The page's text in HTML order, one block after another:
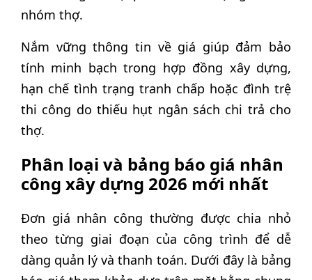
nhóm thợ.
Nắm vững thông tin về giá giúp đảm bảo
tính minh bạch trong hợp đồng xây dựng,
hạn chế tình trạng tranh chấp hoặc đình trệ
thi công do thiếu hụt ngân sách chi trả cho
thợ.
Phân loại và bảng báo giá nhân
công xây dựng 2026 mới nhất
Đơn giá nhân công thường được chia nhỏ
theo từng giai đoạn của công trình để dễ
dàng quản lý và thanh toán. Dưới đây là bảng